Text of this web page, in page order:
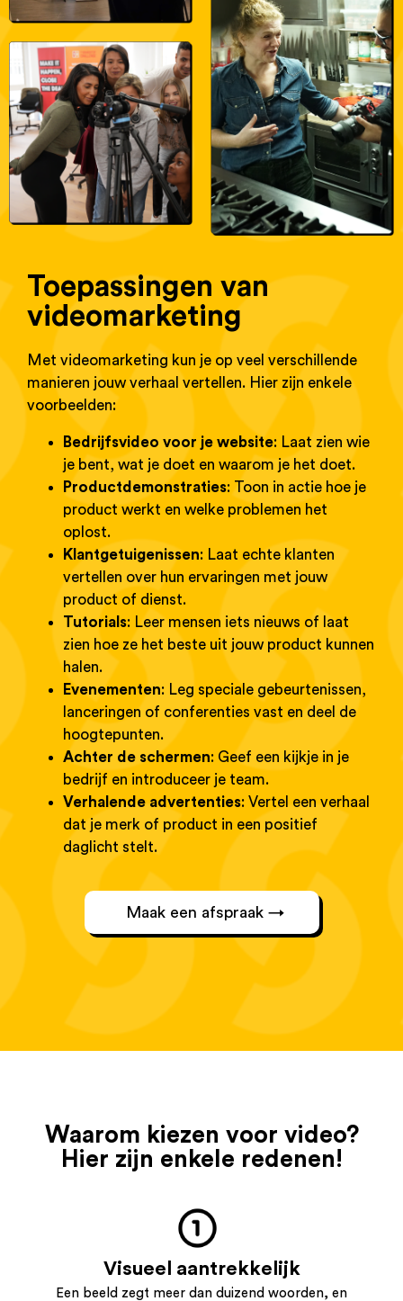
Toepassingen van
videomarketing
Met videomarketing kun je op veel verschillende
manieren jouw verhaal vertellen. Hier zijn enkele
voorbeelden:
Bedrijfsvideo voor je website: Laat zien wie
je bent, wat je doet en waarom je het doet.
Productdemonstraties: Toon in actie hoe je
product werkt en welke problemen het
oplost.
Klantgetuigenissen: Laat echte klanten
vertellen over hun ervaringen met jouw
product of dienst.
Tutorials: Leer mensen iets nieuws of laat
zien hoe ze het beste uit jouw product kunnen
halen.
Evenementen: Leg speciale gebeurtenissen,
lanceringen of conferenties vast en deel de
hoogtepunten.
Achter de schermen: Geef een kijkje in je
bedrijf en introduceer je team.
Verhalende advertenties: Vertel een verhaal
dat je merk of product in een positief
daglicht stelt.
Maak een afspraak →
Waarom kiezen voor video?
Hier zijn enkele redenen!
Visueel aantrekkelijk
Een beeld zegt meer dan duizend woorden, en